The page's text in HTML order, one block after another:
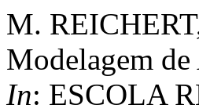
M.
Modelagem
In: ESCOLA